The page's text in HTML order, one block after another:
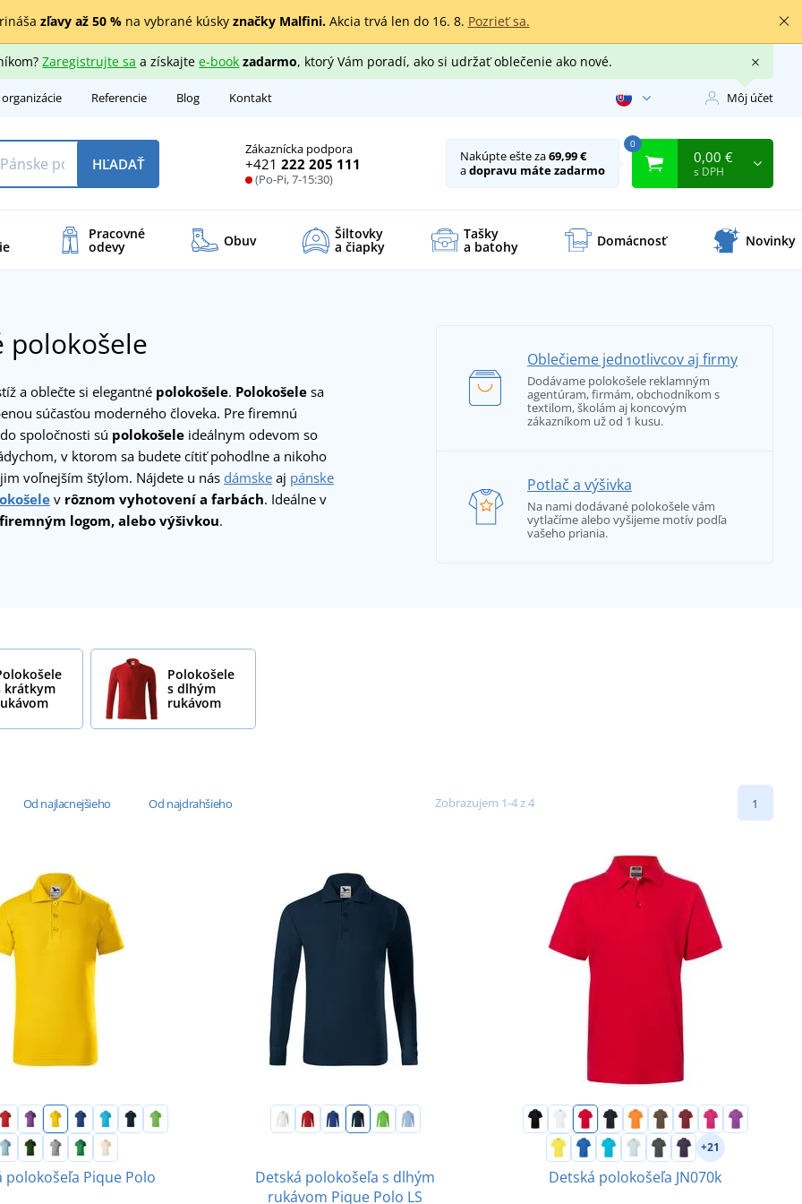
zľavy až 50 %na vybrané kúsky značky Malfini.Akcia trvá len do 16. 8. Pozrieť sa.
Zaregistrujte sa a získajtee-book zadarmo, ktorý Vám poradí, ako si udržať oblečenie ako nové.
Referencie Blog Kontakt Môj účet
Zákaznícka podpora
+421 222 205 111
(Po-Pi, 7-15:30)
HĽADAŤ Nakúpte ešte za69,99 €
adopravu máte zadarmo
0
0,00 €
s DPH
Pracovné
odevy Obuv Šiltovky
a čiapky
Tašky
a batohy Domácnosť Novinky
polokošele
a oblečte si elegantné polokošele. Polokošele sa
súčasťou moderného človeka. Pre firemnú
spoločnosti sú polokošele ideálnym odevom so
v ktorom sa budete cítiť pohodlne a nikoho
voľnejším štýlom. Nájdete u nás dámske aj pánske
v rôznom vyhotovení a farbách. Ideálne v
firemným logom, alebo výšivkou.
Oblečieme jednotlivcov aj firmy
Dodávame polokošele reklamným
agentúram, firmám, obchodníkom s
textilom, školám aj koncovým
zákazníkom už od 1 kusu.
Potlač a výšivka
Na nami dodávané polokošele vám
vytlačíme alebo vyšijeme motív podľa
vašeho priania.
krátkym
Polokošele
s dlhým
rukávom
Od najlacnejšieho Od najdrahšieho Zobrazujem 1-4 z 4 1
polokošeľa Pique Polo
Detská polokošeľa s dlhým
rukávom Pique Polo LS
+21
Detská polokošeľa JN070k